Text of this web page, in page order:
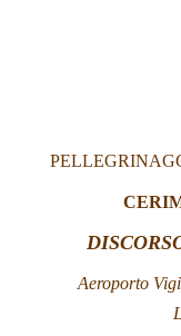
Aeroporto